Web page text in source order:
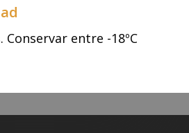
Conservar entre -18ºC